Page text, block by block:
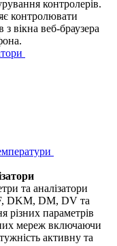
контролерів.
контролювати
з вікна веб-браузера
та аналізатори
DKM, DM, DV та
різних параметрів
мереж включаючи
активну та